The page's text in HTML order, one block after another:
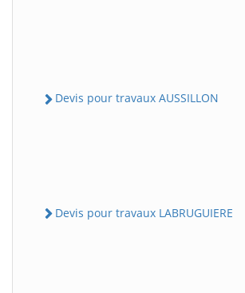
Devis pour travaux AUSSILLON
Devis pour travaux LABRUGUIERE